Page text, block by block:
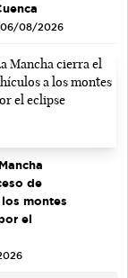
06/08/2026
de
montes
el